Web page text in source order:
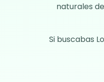
naturales
Si buscabas